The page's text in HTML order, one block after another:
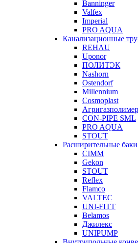
Banninger
Valfex
Imperial
PRO AQUA
Канализационные
REHAU
Uponor
ПОЛИТЭК
Nashorn
Ostendorf
Millennium
Cosmoplast
Агригазполимер
CON-PIPE SML
PRO AQUA
STOUT
Расширительные баки
CIMM
Gekon
STOUT
Reflex
Flamco
VALTEC
UNI-FITT
Belamos
Джилекс
UNIPUMP